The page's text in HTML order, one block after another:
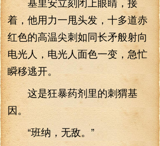
着，他用力一甩头发，十多道赤
红色的高温尖刺如同长矛般射向
电光人，电光人面色一变，急忙
瞬移逃开。
这是狂暴药剂里的刺猬基
因。
“班纳，无敌。”